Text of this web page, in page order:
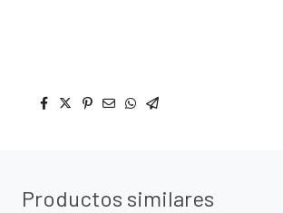
Productos similares